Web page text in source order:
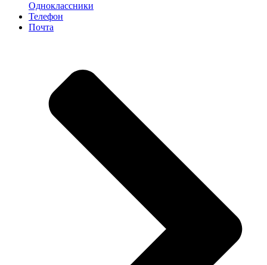
Одноклассники
Телефон
Почта